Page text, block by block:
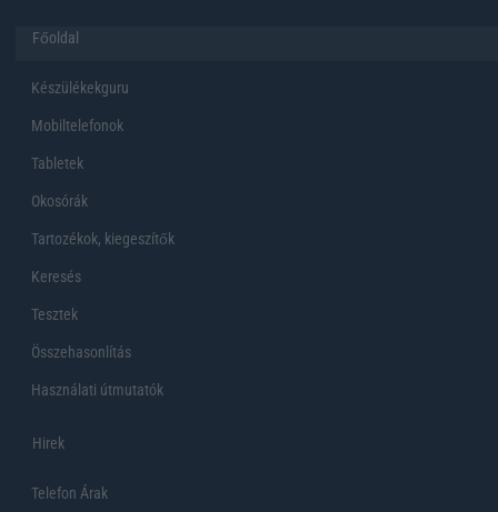
Főoldal
Készülékekguru
Mobiltelefonok
Tabletek
Okosórák
Tartozékok, kiegeszítők
Keresés
Tesztek
Összehasonlítás
Használati útmutatók
Hirek
Telefon Árak